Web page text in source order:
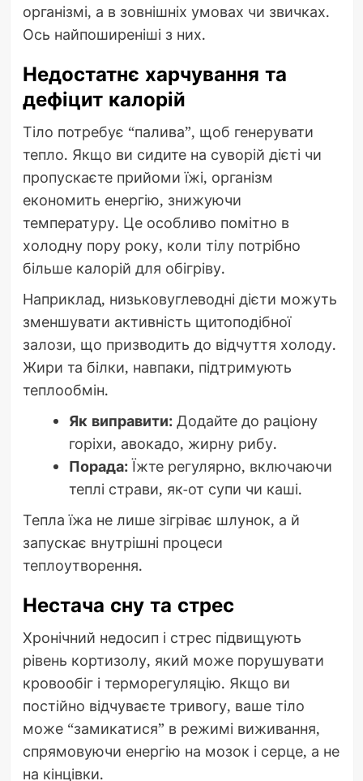
організмі, а в зовнішніх умовах чи звичках.
Ось найпоширеніші з них.
Недостатнє харчування та
дефіцит калорій
Тіло потребує “палива”, щоб генерувати
тепло. Якщо ви сидите на суворій дієті чи
пропускаєте прийоми їжі, організм
економить енергію, знижуючи
температуру. Це особливо помітно в
холодну пору року, коли тілу потрібно
більше калорій для обігріву.
Наприклад, низьковуглеводні дієти можуть
зменшувати активність щитоподібної
залози, що призводить до відчуття холоду.
Жири та білки, навпаки, підтримують
теплообмін.
Як виправити:Додайте до раціону
горіхи, авокадо, жирну рибу.
Порада:Їжте регулярно, включаючи
теплі страви, як-от супи чи каші.
Тепла їжа не лише зігріває шлунок, а й
запускає внутрішні процеси
теплоутворення.
Нестача сну та стрес
Хронічний недосип і стрес підвищують
рівень кортизолу, який може порушувати
кровообіг і терморегуляцію. Якщо ви
постійно відчуваєте тривогу, ваше тіло
може “замикатися” в режимі виживання,
спрямовуючи енергію на мозок і серце, а не
на кінцівки.